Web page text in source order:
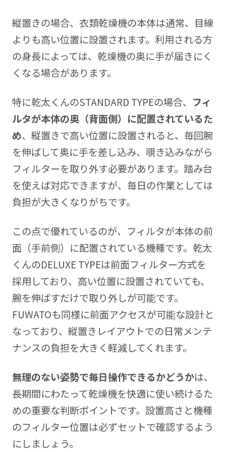
縦置きの場合、衣類乾燥機の本体は通常、目線
よりも高い位置に設置されます。利用される方
の身長によっては、乾燥機の奥に手が届きにく
くなる場合があります。
特に乾太くんのSTANDARD TYPEの場合、 フィ
ルタが本体の奥（背面側）に配置されているた
め、縦置きで高い位置に設置されると、毎回腕
を伸ばして奥に手を差し込み、覗き込みながら
フィルターを取り外す必要があります。踏み台
を使えば対応できますが、毎日の作業としては
負担が大きくなりがちです。
この点で優れているのが、フィルタが本体の前
面（手前側）に配置されている機種です。乾太
くんのDELUXE TYPEは前面フィルター方式を
採用しており、高い位置に設置されていても、
腕を伸ばすだけで取り外しが可能です。
FUWATOも同様に前面アクセスが可能な設計と
なっており、縦置きレイアウトでの日常メンテ
ナンスの負担を大きく軽減してくれます。
無理のない姿勢で毎日操作できるかどうかは、
長期間にわたって乾燥機を快適に使い続けるた
めの重要な判断ポイントです。設置高さと機種
のフィルター位置は必ずセットで確認するよう
にしましょう。